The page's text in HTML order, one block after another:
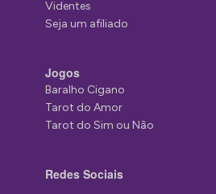
Videntes
Seja um afiliado
Jogos
Baralho Cigano
Tarot do Amor
Tarot do Sim ou Não
Redes Sociais